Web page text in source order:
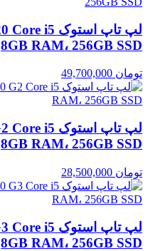
8GB RAM، 256GB SSD
تومان
8GB RAM، 256GB SSD
تومان
8GB RAM، 256GB SSD